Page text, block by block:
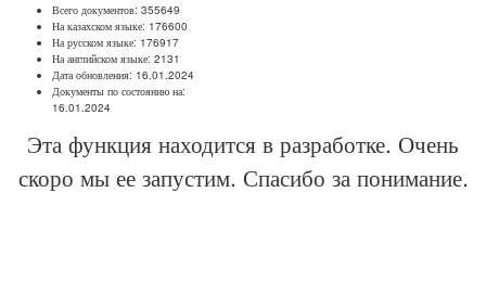
Всего документов: 355649
На казахском языке: 176600
На русском языке: 176917
На английском языке: 2131
Дата обновления: 16.01.2024
Документы по состоянию на:
16.01.2024
Эта функция находится в разработке. Очень
скоро мы ее запустим. Спасибо за понимание.